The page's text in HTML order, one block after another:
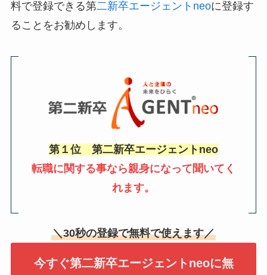
料で登録できる第二新卒エージェントneoに登録す
ることをお勧めします。
第１位 第二新卒エージェントneo
転職に関する事なら親身になって聞いてく
れます。
＼30秒の登録で無料で使えます／
今すぐ第二新卒エージェントneoに無